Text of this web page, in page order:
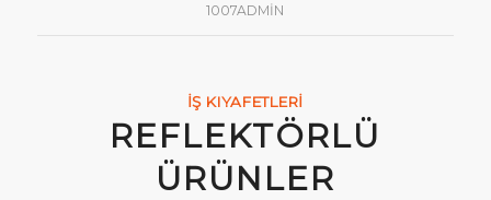
1007ADMIN
İŞ KIYAFETLERI
REFLEKTÖRLÜ
ÜRÜNLER